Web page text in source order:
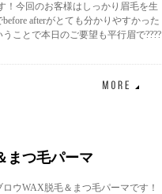
！今回のお客様はしっかり眉毛を生
afterがとても分かりやすかった
ことで本日のご要望も平行眉で????
まつ毛パーマ
ウWAX脱毛＆まつ毛パーマです！